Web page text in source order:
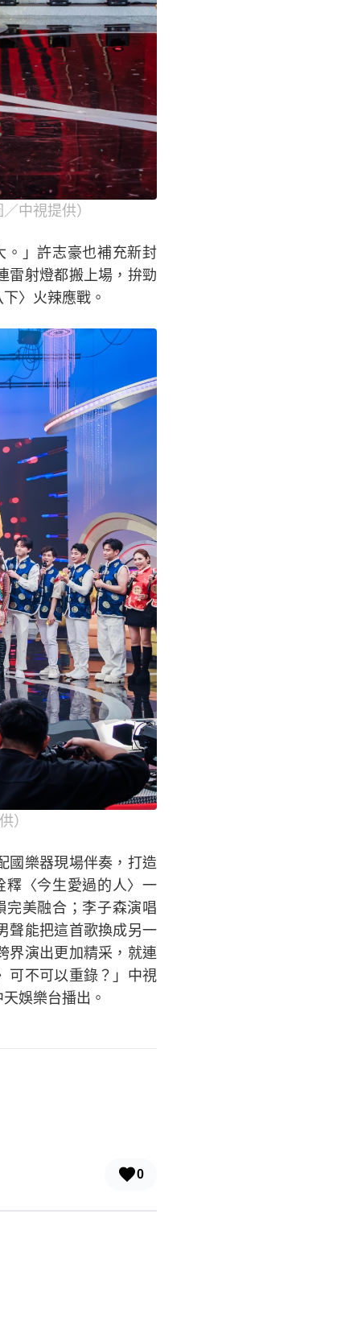
中視提供）
。」許志豪也補充新封
雷射燈都搬上場，拚勁
〉火辣應戰。
）
國樂器現場伴奏，打造
釋〈今生愛過的人〉一
完美融合；李子森演唱
聲能把這首歌換成另一
界演出更加精采，就連
可不可以重錄？」中視
娛樂台播出。
0